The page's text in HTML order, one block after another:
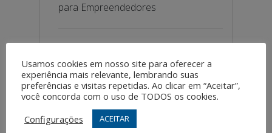
para Empreendedores
em Diferentes Setores
Vantagens do Coaching Profissional
em Ambientes Corporativos
Usamos cookies em nosso site para oferecer a
experiência mais relevante, lembrando suas
preferências e visitas repetidas. Ao clicar em “Aceitar”,
você concorda com o uso de TODOS os cookies.
Configurações
ACEITAR